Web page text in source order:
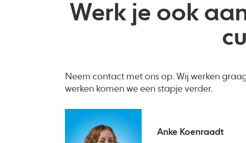
Werk je ook
Neem contact met ons op. Wij werken
werken komen we een stapje verder.
Anke Koenraadt